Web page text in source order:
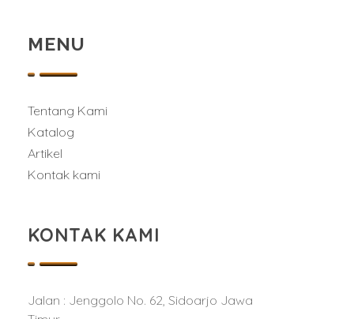
MENU
Tentang Kami
Katalog
Artikel
Kontak kami
KONTAK KAMI
Jalan : Jenggolo No. 62, Sidoarjo Jawa